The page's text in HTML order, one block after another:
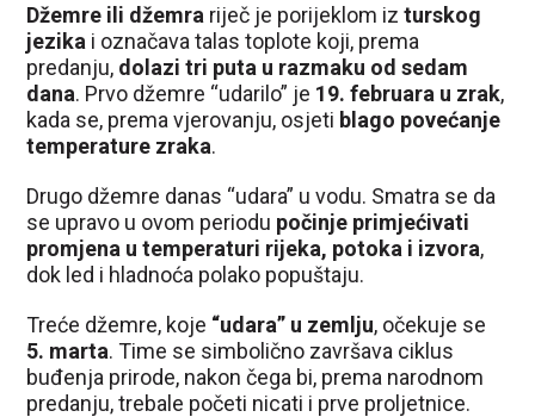
Džemre ili džemra riječ je porijeklom izturskog
jezika i označava talas toplote koji, prema
predanju, dolazi tri puta u razmaku od sedam
dana. Prvo džemre “udarilo” je 19. februara u zrak,
kada se, prema vjerovanju, osjeti blago povećanje
temperature zraka.
Drugo džemre danas “udara” u vodu. Smatra se da
se upravo u ovom periodu počinje primjećivati
promjena u temperaturi rijeka, potoka i izvora,
dok led i hladnoća polako popuštaju.
Treće džemre, koje “udara” u zemlju, očekuje se
5. marta. Time se simbolično završava ciklus
buđenja prirode, nakon čega bi, prema narodnom
predanju, trebale početi nicati i prve proljetnice.